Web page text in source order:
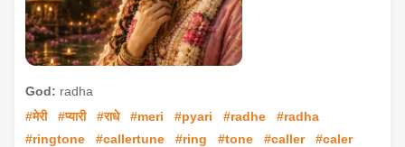
God: radha
#मेरी
#प्यारी #राधे #meri #pyari #radhe
#radha
#ringtone
#callertune #ring #tone #caller
#caler